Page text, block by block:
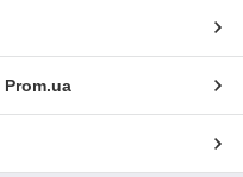
Prom.ua